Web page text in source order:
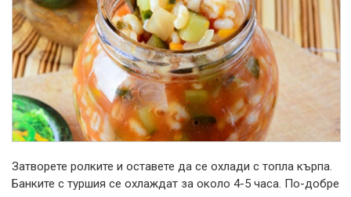
Затворете ролките и оставете да се охлади с топла кърпа.
Банките с туршия се охлаждат за около 4-5 часа. По-добре